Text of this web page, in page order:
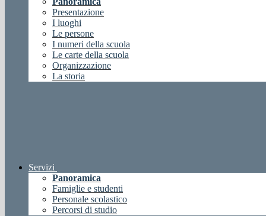
Presentazione
I luoghi
Le persone
I numeri della scuola
Le carte della scuola
Organizzazione
La storia
Servizi
Panoramica
Famiglie e studenti
Personale scolastico
Percorsi di studio